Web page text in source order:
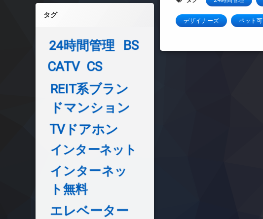
デザイナーズ ペット可
タグ
24時間管理
BS
CATV CS
REIT系ブラン
ドマンション
TVドアホン
インターネット
インターネッ
ト無料
エレベーター